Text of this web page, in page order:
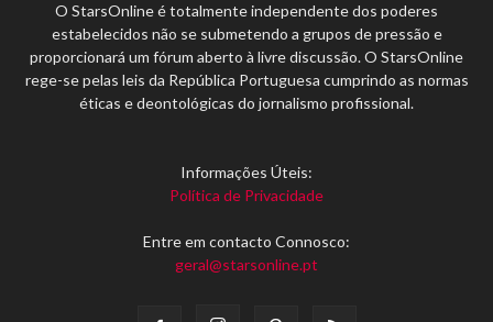
O StarsOnline é totalmente independente dos poderes
estabelecidos não se submetendo a grupos de pressão e
proporcionará um fórum aberto à livre discussão. O StarsOnline
rege-se pelas leis da República Portuguesa cumprindo as normas
éticas e deontológicas do jornalismo profissional.
Informações Úteis:
Política de Privacidade
Entre em contacto Connosco:
geral@starsonline.pt